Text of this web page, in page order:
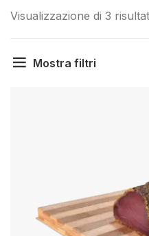
Visualizzazione di 3
Mostra filtri